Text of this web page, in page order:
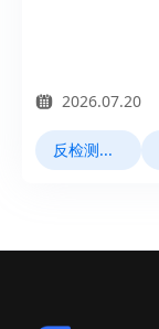
2026.07.20
反检测浏览器